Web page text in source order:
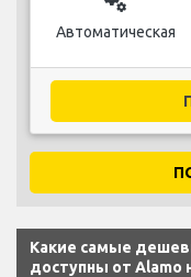
Автоматическая
Какие самые
доступны от Alamo